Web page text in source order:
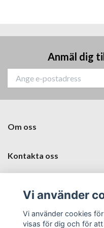
Anmäl dig
Om oss
Kontakta oss
Sociala medier
Vi använder
Vi använder cookies
visas för dig och för